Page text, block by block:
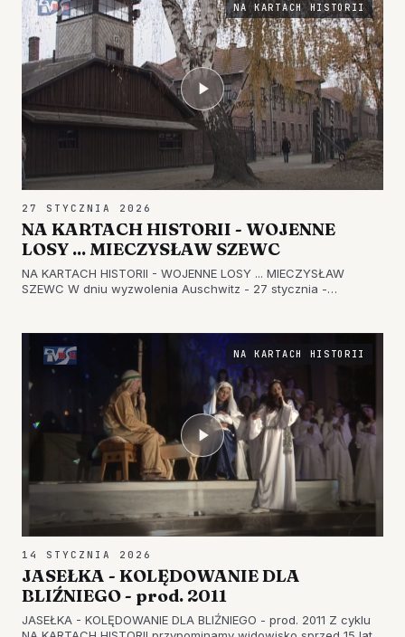
NA KARTACH HISTORII
27 STYCZNIA 2026
NA KARTACH HISTORII - WOJENNE
LOSY ... MIECZYSŁAW SZEWC
NA KARTACH HISTORII - WOJENNE LOSY ... MIECZYSŁAW
SZEWC W dniu wyzwolenia Auschwitz - 27 stycznia -
width="696"] Wojenne…
NA KARTACH HISTORII
14 STYCZNIA 2026
JASEŁKA - KOLĘDOWANIE DLA
BLIŹNIEGO - prod. 2011
JASEŁKA - KOLĘDOWANIE DLA BLIŹNIEGO - prod. 2011 Z cyklu